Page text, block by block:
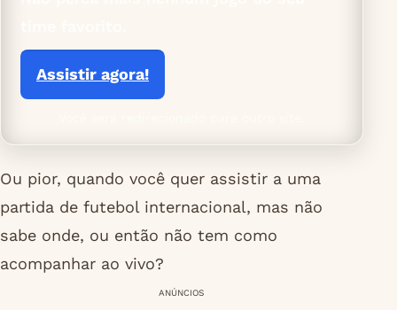
Assistir agora!
Ou pior, quando você quer assistir a uma
partida de futebol internacional, mas não
sabe onde, ou então não tem como
acompanhar ao vivo?
ANÚNCIOS